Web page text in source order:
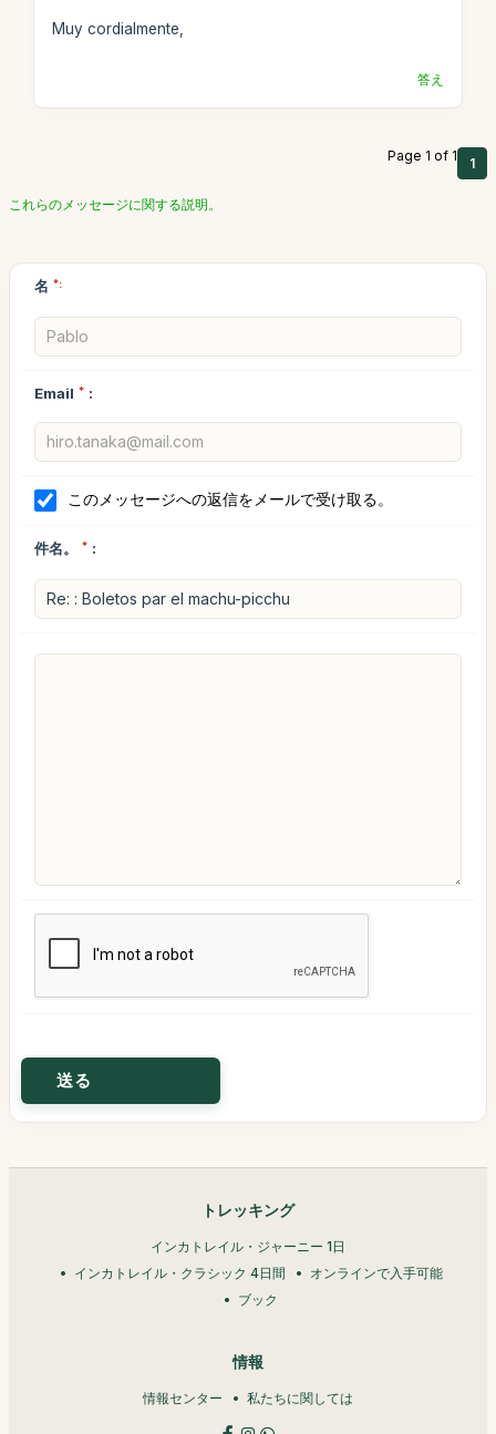
Muy cordialmente,
答え
Page 1 of 1 1
これらのメッセージに関する説明。
名 *:
Email * :
このメッセージへの返信をメールで受け取る。
件名。 * :
トレッキング
インカトレイル・ジャーニー 1日
インカトレイル・クラシック 4日間
オンラインで入手可能
ブック
情報
情報センター 私たちに関しては